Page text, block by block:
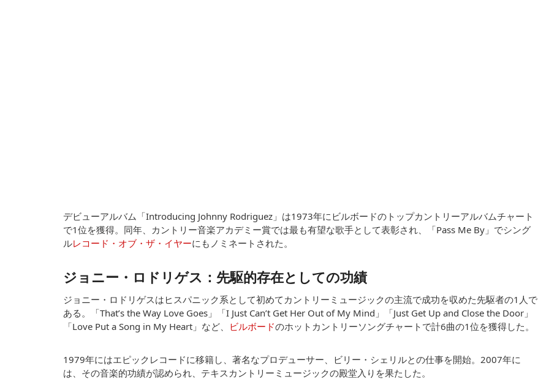
デビューアルバム「Introducing Johnny Rodriguez」は1973年にビルボードのトップカントリーアルバムチャート
で1位を獲得。同年、カントリー音楽アカデミー賞では最も有望な歌手として表彰され、「Pass Me By」でシング
ルレコード・オブ・ザ・イヤーにもノミネートされた。
ジョニー・ロドリゲス：先駆的存在としての功績
ジョニー・ロドリゲスはヒスパニック系として初めてカントリーミュージックの主流で成功を収めた先駆者の1人で
ある。「That’s the Way Love Goes」「I Just Can’t Get Her Out of My Mind」「Just Get Up and Close the Door」
「Love Put a Song in My Heart」など、
ビルボードのホットカントリーソングチャートで計6曲の1位を獲得した。
1979年にはエピックレコードに移籍し、著名なプロデューサー、ビリー・シェリルとの仕事を開始。2007年に
は、その音楽的功績が認められ、テキスカントリーミュージックの殿堂入りを果たした。